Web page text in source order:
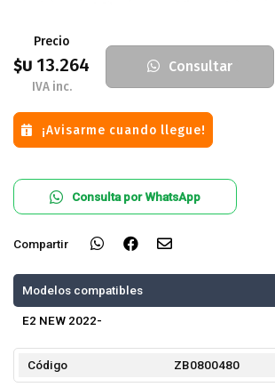
Precio
$U 13.264
IVA inc.
Consultar
¡Avisarme cuando llegue!
Consulta por WhatsApp
Compartir
Modelos compatibles
E2 NEW 2022-
Código ZB0800480